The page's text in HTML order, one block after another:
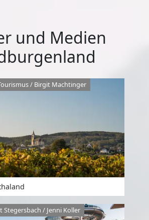
und Medien
/ Birgit Machtinger
Stegersbach / Jenni Koller